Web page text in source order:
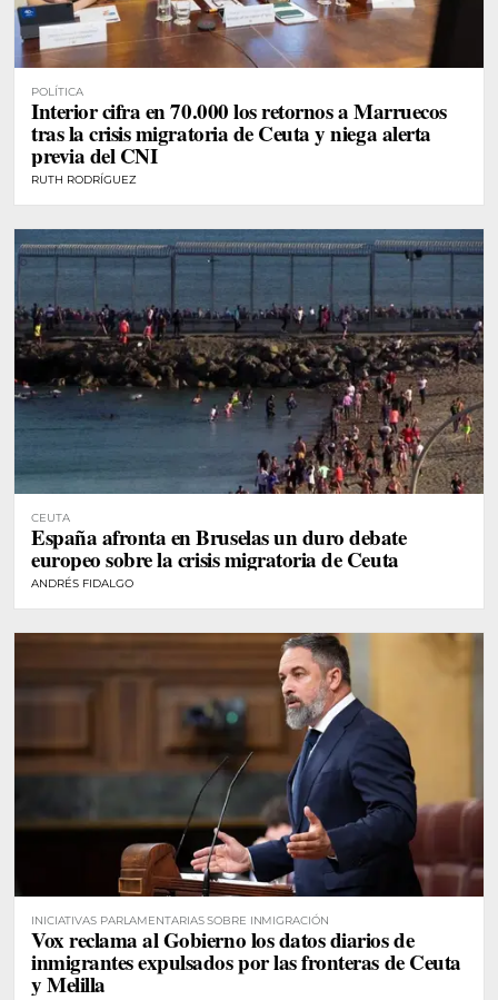
POLÍTICA
Interior cifra en 70.000 los retornos a Marruecos
tras la crisis migratoria de Ceuta y niega alerta
previa del CNI
RUTH RODRÍGUEZ
CEUTA
España afronta en Bruselas un duro debate
europeo sobre la crisis migratoria de Ceuta
ANDRÉS FIDALGO
INICIATIVAS PARLAMENTARIAS SOBRE INMIGRACIÓN
Vox reclama al Gobierno los datos diarios de
inmigrantes expulsados por las fronteras de Ceuta
y Melilla